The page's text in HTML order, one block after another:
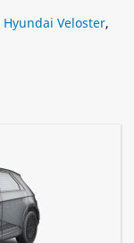
Hyundai Veloster,